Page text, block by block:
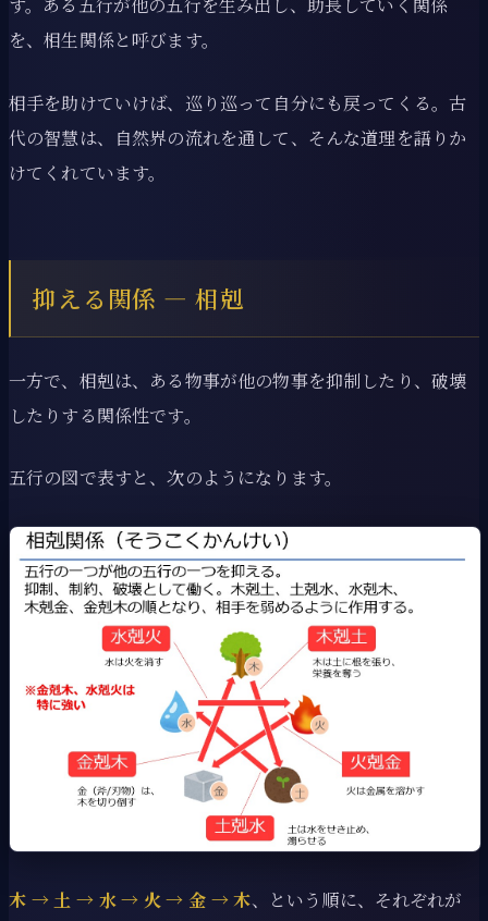
を、相生関係と呼びます。
相手を助けていけば、巡り巡って自分にも戻ってくる。古
代の智慧は、自然界の流れを通して、そんな道理を語りか
けてくれています。
抑える関係 ― 相剋
一方で、相剋は、ある物事が他の物事を抑制したり、破壊
したりする関係性です。
五行の図で表すと、次のようになります。
木 → 土 → 水 → 火 → 金 → 木、という順に、それぞれが